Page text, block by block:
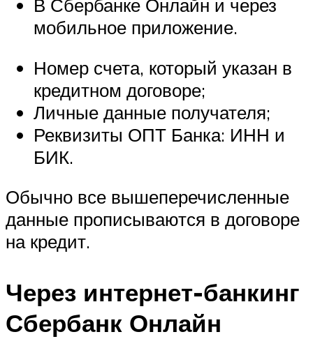
В Сбербанке Онлайн и через
мобильное приложение.
Номер счета, который указан в
кредитном договоре;
Личные данные получателя;
Реквизиты ОПТ Банка: ИНН и
БИК.
Обычно все вышеперечисленные
данные прописываются в договоре
на кредит.
Через интернет-банкинг
Сбербанк Онлайн